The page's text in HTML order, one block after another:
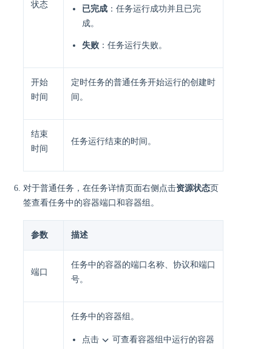
状态 已完成 ：任务运行成功并且已完
成。
失败 ：任务运行失败。
开始
时间
定时任务的普通任务开始运行的创建时
间。
结束
时间
任务运行结束的时间。
对于普通任务，在任务详情页面右侧点击资源状态页
签查看任务中的容器端口和容器组。
参数 描述
端口
任务中的容器的端口名称、协议和端口
号。
任务中的容器组。
点击
可查看容器组中运行的容器